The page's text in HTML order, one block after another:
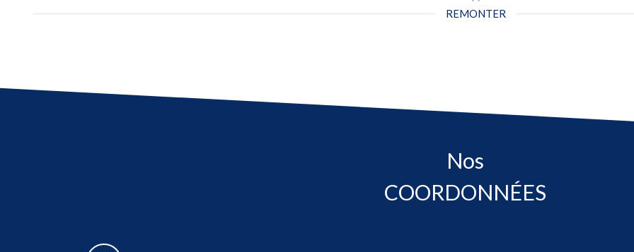
REMONTER
Nos
COORDONNÉES